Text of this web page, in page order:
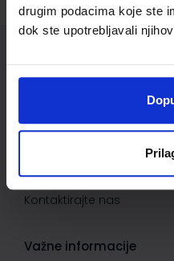
drugim podacima koje ste
dok ste upotrebljavali
Status/Povijest narudžbi
Povrat proizvoda i
Kontaktirajte nas
Važne informacije